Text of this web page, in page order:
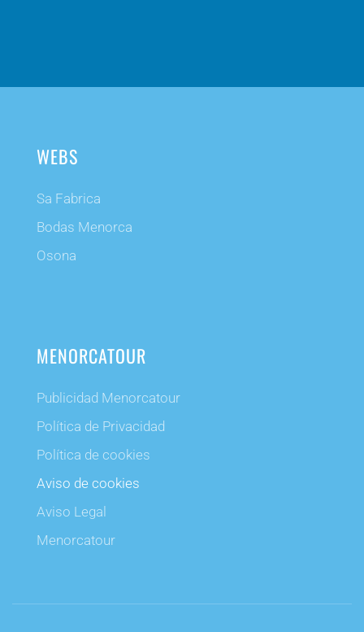
WEBS
Sa Fabrica
Bodas Menorca
Osona
MENORCATOUR
Publicidad Menorcatour
Política de Privacidad
Política de cookies
Aviso de cookies
Aviso Legal
Menorcatour